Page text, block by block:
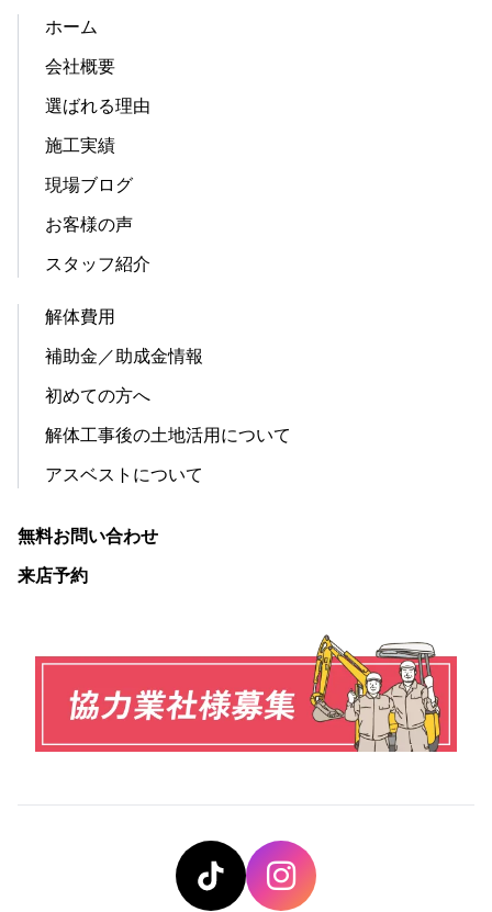
ホーム
会社概要
選ばれる理由
施工実績
現場ブログ
お客様の声
スタッフ紹介
解体費用
補助金／助成金情報
初めての方へ
解体工事後の土地活用について
アスベストについて
無料お問い合わせ
来店予約